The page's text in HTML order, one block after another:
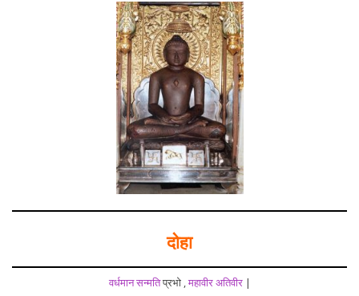
दोहा
वर्धमानसन्मतिप्रभो ,महावीरअतिवीर|